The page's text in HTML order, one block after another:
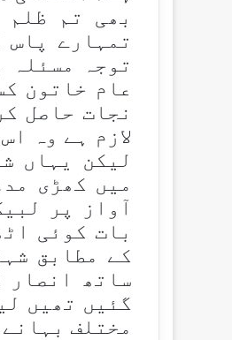
بھی تم
تمہارے
توجہ مسئلہ
عام خاتون
نجات حاصل
لازم ہے وہ
لیکن یہاں
میں کھڑی
آواز پر
بات کوئی
کے مطابق
ساتھ
گئیں تھیں
مختلف